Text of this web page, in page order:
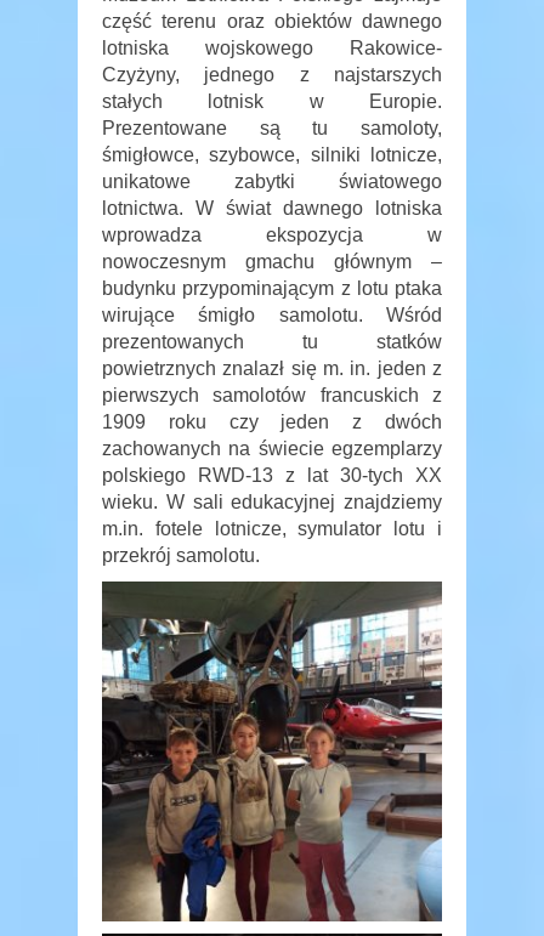
część terenu oraz obiektów dawnego
lotniska wojskowego Rakowice-
Czyżyny, jednego z najstarszych
stałych lotnisk w Europie.
Prezentowane są tu samoloty,
śmigłowce, szybowce, silniki lotnicze,
unikatowe zabytki światowego
lotnictwa. W świat dawnego lotniska
wprowadza ekspozycja w
nowoczesnym gmachu głównym –
budynku przypominającym z lotu ptaka
wirujące śmigło samolotu. Wśród
prezentowanych tu statków
powietrznych znalazł się m. in. jeden z
pierwszych samolotów francuskich z
1909 roku czy jeden z dwóch
zachowanych na świecie egzemplarzy
polskiego RWD‑13 z lat 30-tych XX
wieku. W sali edukacyjnej znajdziemy
m.in. fotele lotnicze, symulator lotu i
przekrój samolotu.